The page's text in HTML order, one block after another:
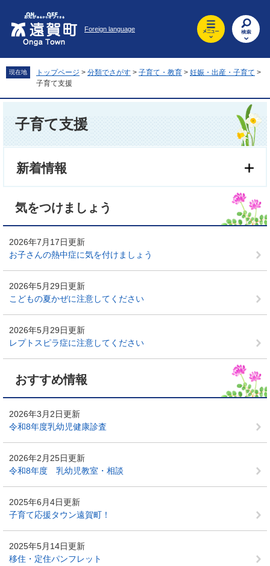
先
頭
を
飛
へ
Foreign language
現在地 トップページ > 分類でさがす > 子育て・教育 > 妊娠・出産・子育て >
子育て支援
子育て支援
新着情報
気をつけましょう
2026年7月17日更新
お子さんの熱中症に気を付けましょう
2026年5月29日更新
こどもの夏かぜに注意してください
2026年5月29日更新
レプトスピラ症に注意してください
おすすめ情報
2026年3月2日更新
令和8年度乳幼児健康診査
2026年2月25日更新
令和8年度 乳幼児教室・相談
2025年6月4日更新
子育て応援タウン遠賀町！
2025年5月14日更新
移住・定住パンフレット